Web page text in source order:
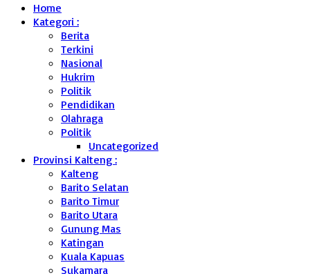
Home
Kategori :
Berita
Terkini
Nasional
Hukrim
Politik
Pendidikan
Olahraga
Politik
Uncategorized
Provinsi Kalteng :
Kalteng
Barito Selatan
Barito Timur
Barito Utara
Gunung Mas
Katingan
Kuala Kapuas
Sukamara